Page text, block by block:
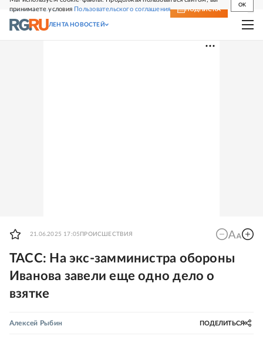
принимаете условия Пользовательского соглашения
OK
СВЕЖИЙ НОМЕР ПОДПИСКА
ЛЕНТА НОВОСТЕЙ
21.06.2025 17:05 ПРОИСШЕСТВИЯ
ТАСС: На экс-замминистра обороны
Иванова завели еще одно дело о
взятке
Алексей Рыбин ПОДЕЛИТЬСЯ